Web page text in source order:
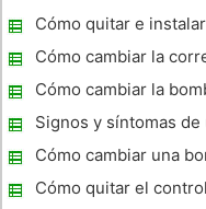
llaves de transponder . El
transpondedo
Cómo quitar e
en un Nissan 300ZX
Cómo cambiar la
un Rodeo 1998
Cómo cambiar la
un Ford Explorer 1993
Signos y síntomas
Cómo cambiar una
Cómo quitar el